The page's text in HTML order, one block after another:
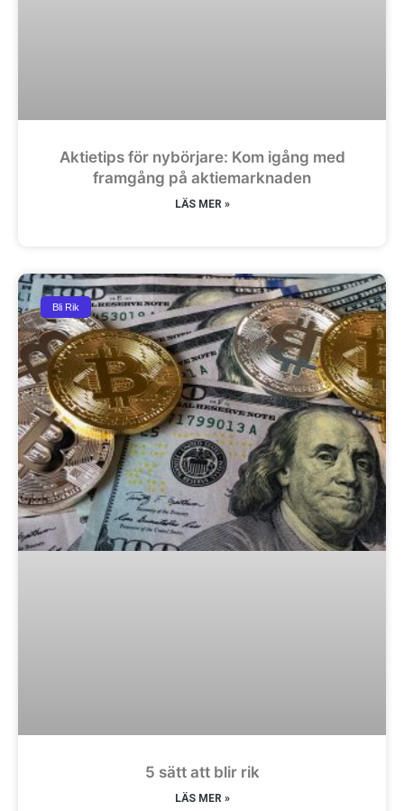
Aktietips för nybörjare: Kom igång med
framgång på aktiemarknaden
LÄS MER »
Bli Rik
5 sätt att blir rik
LÄS MER »